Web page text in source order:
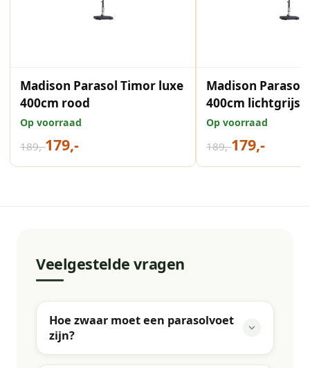
Madison Parasol Timor luxe
400cm rood
Op voorraad
189,-179,-
Madison Parasol
400cm lichtgrijs
Op voorraad
189,-179,-
Veelgestelde vragen
Hoe zwaar moet een parasolvoet
zijn?